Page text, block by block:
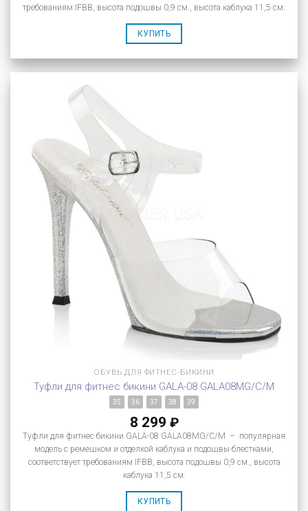
требованиям IFBB, высота подошвы 0,9 см., высота каблука 11,5 см.
КУПИТЬ
ОБУВЬ ДЛЯ ФИТНЕС-БИКИНИ
Туфли для фитнес бикини GALA-08 GALA08MG/C/M
35 36 37 38 39
8 299 ₽
Туфли для фитнес бикини GALA-08 GALA08MG/C/M – популярная
модель с ремешком и отделкой каблука и подошвы блестками,
соответствует требованиям IFBB, высота подошвы 0,9 см., высота
каблука 11,5 см.
КУПИТЬ